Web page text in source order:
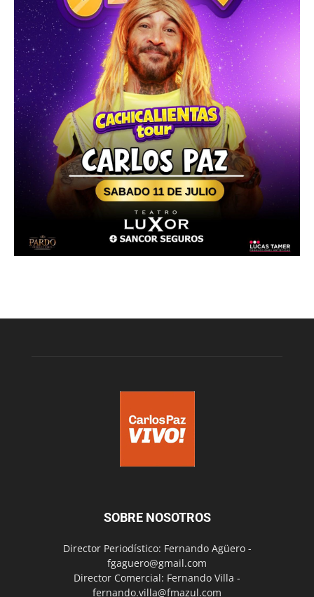
SOBRE NOSOTROS
Director Periodístico: Fernando Agüero -
fgaguero@gmail.com
Director Comercial: Fernando Villa -
fernando.villa@fmazul.com